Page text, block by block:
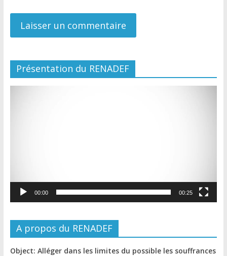
Présentation du RENADEF
00:00 00:25
A propos du RENADEF
Object: Alléger dans les limites du possible les souffrances